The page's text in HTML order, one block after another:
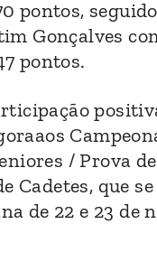
pontos,
Gonçalves
pontos.
/ Prova
Cadetes, que
de 22 e 23 de